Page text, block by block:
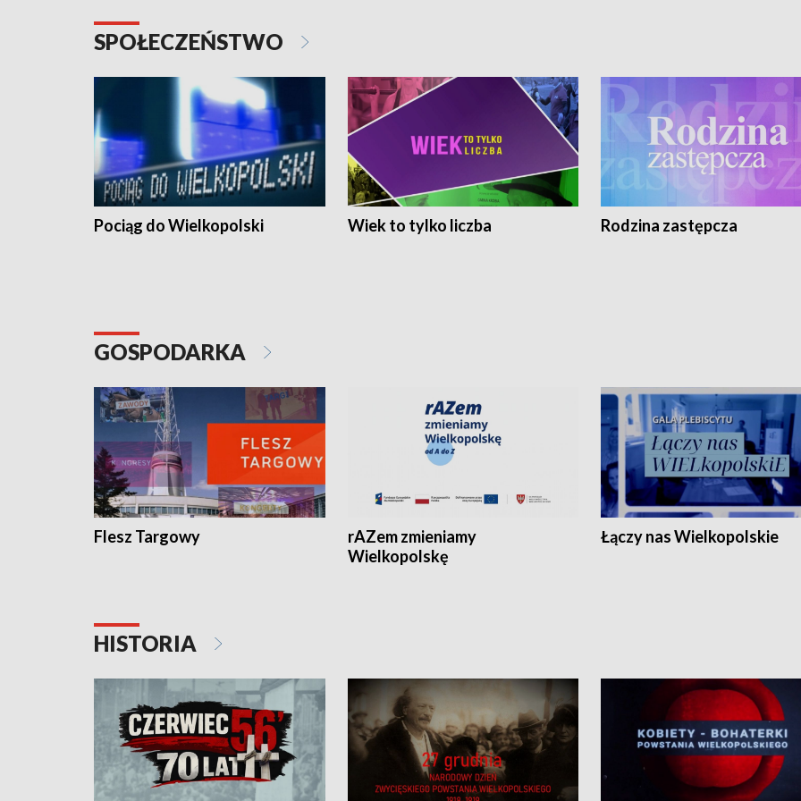
SPOŁECZEŃSTWO
Pociąg do Wielkopolski Wiek to tylko liczba Rodzina zastępcza
GOSPODARKA
Flesz Targowy
rAZem zmieniamy
Wielkopolskę
Łączy nas Wielkopolskie
HISTORIA